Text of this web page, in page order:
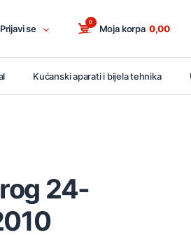
Prijavi se Moja korpa
0
0,00
Kućanski aparati i bijela tehnika
24-